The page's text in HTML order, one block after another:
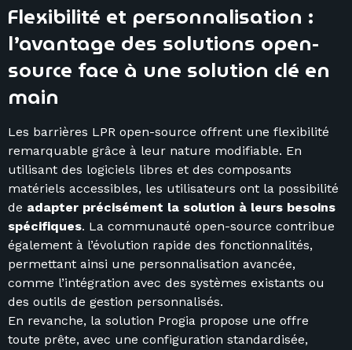
Flexibilité et personnalisation :
l’avantage des solutions open-
source face à une solution clé en
main
Les barrières LPR open-source offrent une flexibilité
remarquable grâce à leur nature modifiable. En
utilisant des logiciels libres et des composants
matériels accessibles, les utilisateurs ont la possibilité
de adapter précisément la solution à leurs besoins
spécifiques. La communauté open-source contribue
également à l’évolution rapide des fonctionnalités,
permettant ainsi une personnalisation avancée,
comme l’intégration avec des systèmes existants ou
des outils de gestion personnalisés.
En revanche, la solution Progia propose une offre
toute prête, avec une configuration standardisée,